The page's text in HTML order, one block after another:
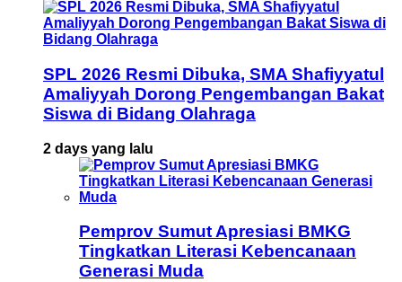
SPL 2026 Resmi Dibuka, SMA Shafiyyatul
Amaliyyah Dorong Pengembangan Bakat
Siswa di Bidang Olahraga
2 days yang lalu
Pemprov Sumut Apresiasi BMKG
Tingkatkan Literasi Kebencanaan
Generasi Muda